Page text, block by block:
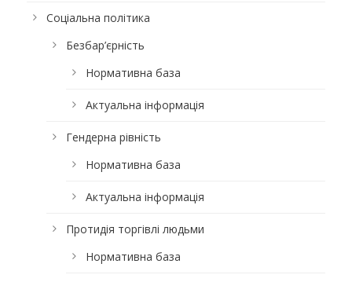
Соціальна політика
Безбар’єрність
Нормативна база
Актуальна інформація
Гендерна рівність
Нормативна база
Актуальна інформація
Протидія торгівлі людьми
Нормативна база